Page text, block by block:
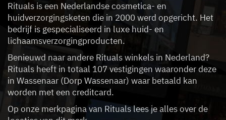
Rituals is een Nederlandse cosmetica- en
huidverzorgingsketen die in 2000 werd opgericht. Het
bedrijf is gespecialiseerd in luxe huid- en
lichaamsverzorgingproducten.
Benieuwd naar andere Rituals winkels in Nederland?
Rituals heeft in totaal 107 vestigingen waaronder deze
in Wassenaar (Dorp Wassenaar) waar betaald kan
worden met een creditcard.
Op onze merkpagina van Rituals lees je alles over de